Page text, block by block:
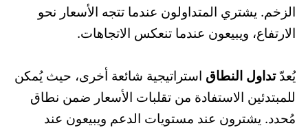
الزخم. يشتري المتداولون عندما تتجه الأسعار نحو
الارتفاع، ويبيعون عندما تنعكس الاتجاهات.
يُعدّتداول النطاق استراتيجية شائعة أخرى، حيث يُمكن
للمبتدئين الاستفادة من تقلبات الأسعار ضمن نطاق
مُحدد. يشترون عند مستويات الدعم ويبيعون عند